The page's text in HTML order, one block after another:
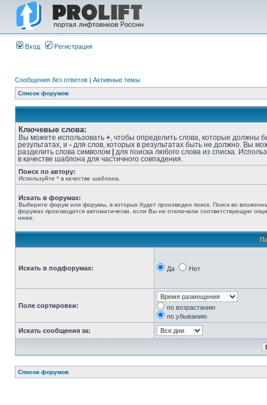
Вход Регистрация
Сообщения без ответов | Активные темы
Список форумов
Ключевые слова:
Вы можете использовать + , чтобы определить слова, которые должны
результатах, и - для слов, которых в результатах быть не должно. Вы
разделить слова символом
для поиска любого слова из списка.
в качестве шаблона для частичного совпадения.
Поиск по автору:
Используйте * в качестве шаблона.
Искать в форумах:
Выберите форум или форумы, в которых будет произведен поиск. Поиск во
форумах производится автоматически, если Вы не отключили соответствующую
ниже.
Искать в подфорумах: Да Нет
Поле сортировки:
по возрастанию
по убыванию
Искать сообщения за:
Список форумов